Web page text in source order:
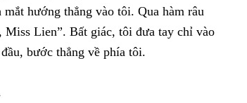
hướng thẳng vào tôi. Qua hàm râu
Miss Lien”. Bất giác, tôi đưa tay chỉ vào
bước thẳng về phía tôi.